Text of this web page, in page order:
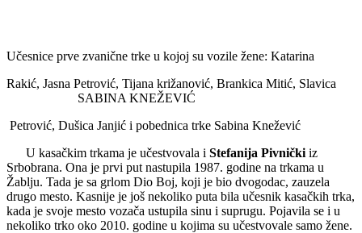
Učesnice prve zvanične trke u kojoj su vozile žene: Katarina
Rakić, Jasna Petrović, Tijana križanović, Brankica Mitić, Slavica
SABINA KNEŽEVIĆ
Petrović, Dušica Janjić i pobednica trke Sabina Knežević
U kasačkim trkama je učestvovala i Stefanija Pivnički iz
Srbobrana. Ona je prvi put nastupila 1987. godine na trkama u
Žablju. Tada je sa grlom Dio Boj, koji je bio dvogodac, zauzela
drugo mesto. Kasnije je još nekoliko puta bila učesnik kasačkih trka,
kada je svoje mesto vozača ustupila sinu i suprugu. Pojavila se i u
nekoliko trko oko 2010. godine u kojima su učestvovale samo žene.